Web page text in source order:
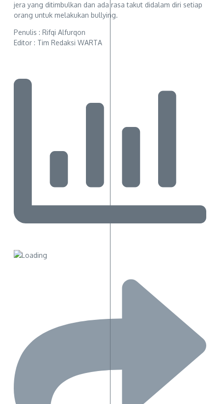
jera yang ditimbulkan dan ada rasa takut didalam diri setiap
orang untuk melakukan bullying.
Penulis : Rifqi Alfurqon
Editor : Tim Redaksi WARTA